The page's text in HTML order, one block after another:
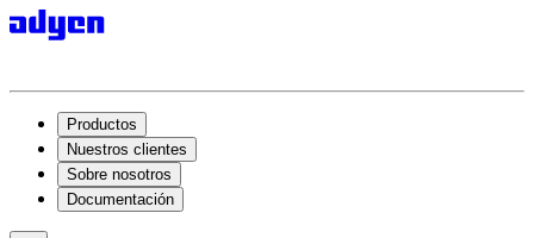
Productos
Nuestros clientes
Sobre nosotros
Documentación